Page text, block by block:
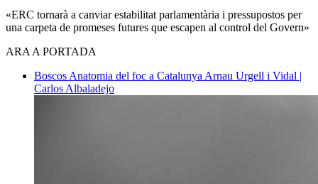
«ERC tornarà a canviar estabilitat parlamentària i pressupostos per
una carpeta de promeses futures que escapen al control del Govern»
ARA A PORTADA
Boscos Anatomia del foc a Catalunya Arnau Urgell i Vidal |
Carlos Albaladejo